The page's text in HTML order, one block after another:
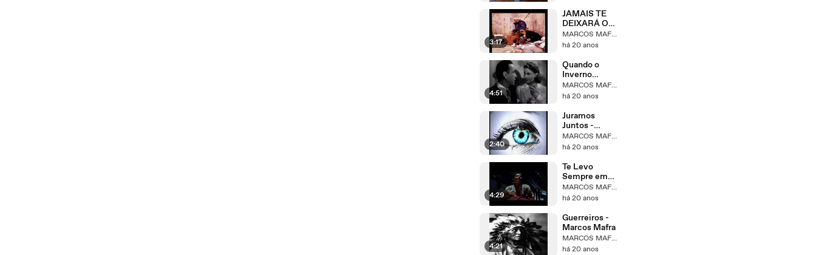
3:17
JAMAIS TE
DEIXARÁ O
AMOR -
MARCOS
MARCOS MAFRA
há 20 anos
4:51
Quando o
Inverno
Chegar -
Marcos Mafra
MARCOS MAFRA
há 20 anos
2:40
Juramos
Juntos -
Marcos Mafra
MARCOS MAFRA
há 20 anos
4:29
Te Levo
Sempre em
Mim Amor-
Marcos Mafra
MARCOS MAFRA
há 20 anos
4:21
Guerreiros -
Marcos Mafra
MARCOS MAFRA
há 20 anos